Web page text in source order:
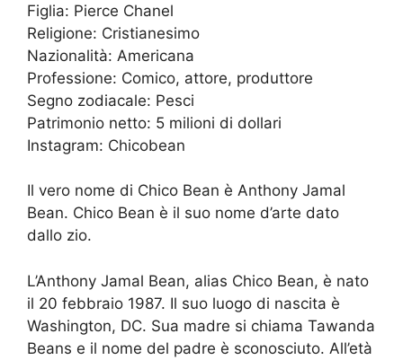
Figlia: Pierce Chanel
Religione: Cristianesimo
Nazionalità: Americana
Professione: Comico, attore, produttore
Segno zodiacale: Pesci
Patrimonio netto: 5 milioni di dollari
Instagram: Chicobean
Il vero nome di Chico Bean è Anthony Jamal
Bean. Chico Bean è il suo nome d’arte dato
dallo zio.
L’Anthony Jamal Bean, alias Chico Bean, è nato
il 20 febbraio 1987. Il suo luogo di nascita è
Washington, DC. Sua madre si chiama Tawanda
Beans e il nome del padre è sconosciuto. All’età